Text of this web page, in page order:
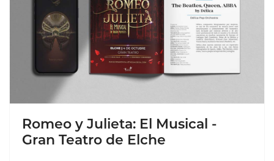
Romeo y Julieta: El Musical -
Gran Teatro de Elche